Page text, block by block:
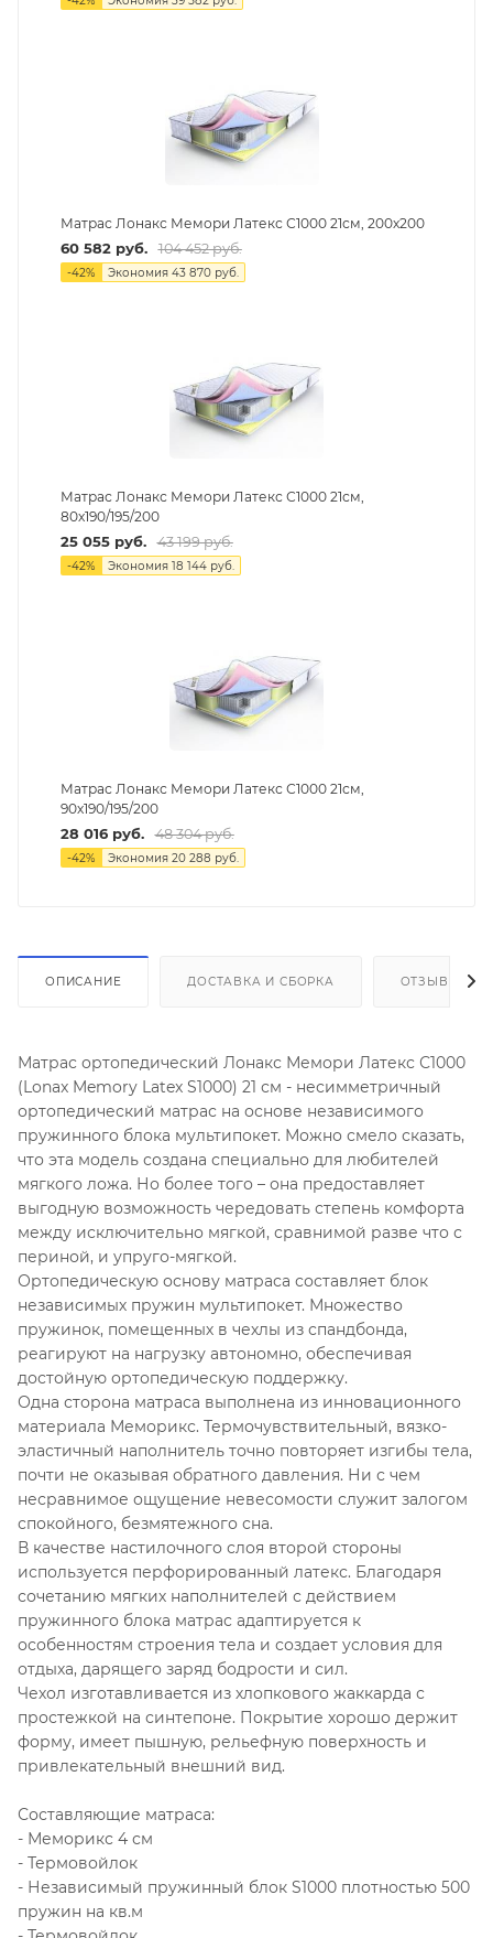
Матрас Лонакс Мемори Латекс С1000 21см, 200х200
60 582руб. 104 452руб.
-42% Экономия 43 870руб.
Матрас Лонакс Мемори Латекс С1000 21см,
80х190/195/200
25 055руб. 43 199руб.
-42% Экономия 18 144руб.
Матрас Лонакс Мемори Латекс С1000 21см,
90х190/195/200
28 016руб. 48 304руб.
-42% Экономия 20 288 руб.
ОПИСАНИЕ ДОСТАВКА И СБОРКА ОТЗЫВЫ
Матрас ортопедический Лонакс Мемори Латекс С1000
(Lonax Memory Latex S1000) 21 см - несимметричный
ортопедический матрас на основе независимого
пружинного блока мультипокет. Можно смело сказать,
что эта модель создана специально для любителей
мягкого ложа. Но более того – она предоставляет
выгодную возможность чередовать степень комфорта
между исключительно мягкой, сравнимой разве что с
периной, и упруго-мягкой.
Ортопедическую основу матраса составляет блок
независимых пружин мультипокет. Множество
пружинок, помещенных в чехлы из спандбонда,
реагируют на нагрузку автономно, обеспечивая
достойную ортопедическую поддержку.
Одна сторона матраса выполнена из инновационного
материала Меморикс. Термочувствительный, вязко-
эластичный наполнитель точно повторяет изгибы тела,
почти не оказывая обратного давления. Ни с чем
несравнимое ощущение невесомости служит залогом
спокойного, безмятежного сна.
В качестве настилочного слоя второй стороны
используется перфорированный латекс. Благодаря
сочетанию мягких наполнителей с действием
пружинного блока матрас адаптируется к
особенностям строения тела и создает условия для
отдыха, дарящего заряд бодрости и сил.
Чехол изготавливается из хлопкового жаккарда с
простежкой на синтепоне. Покрытие хорошо держит
форму, имеет пышную, рельефную поверхность и
привлекательный внешний вид.
Составляющие матраса:
- Меморикс 4 см
- Термовойлок
- Независимый пружинный блок S1000 плотностью 500
пружин на кв.м